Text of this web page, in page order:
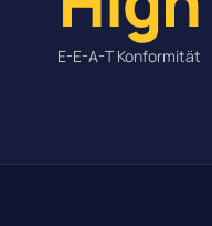
E-E-A-T Konformität